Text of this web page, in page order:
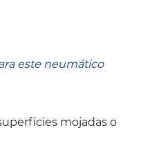
este neumático
mojadas o